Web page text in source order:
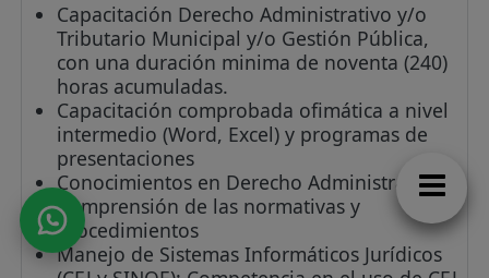
Capacitación Derecho Administrativo y/o
Tributario Municipal y/o Gestión Pública,
con una duración minima de noventa (240)
horas acumuladas.
Capacitación comprobada ofimática a nivel
intermedio (Word, Excel) y programas de
presentaciones
Conocimientos en Derecho Administrativo:
Comprensión de las normativas y
procedimientos
Manejo de Sistemas Informáticos Jurídicos